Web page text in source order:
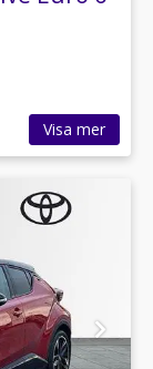
Visa mer